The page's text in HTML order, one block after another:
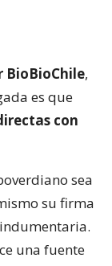
BioBioChile,
es que
con
sea
su firma
una fuente